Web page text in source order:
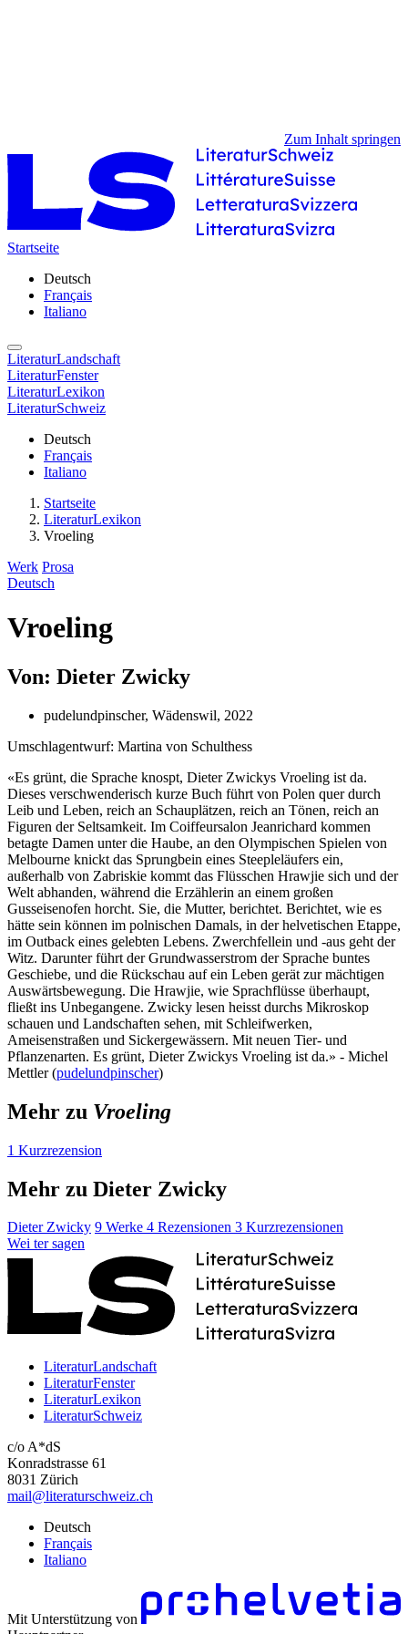
Zum Inhalt springen
Startseite
Deutsch
Français
Italiano
LiteraturLandschaft
LiteraturFenster
LiteraturLexikon
LiteraturSchweiz
Deutsch
Français
Italiano
Startseite
LiteraturLexikon
Vroeling
Werk Prosa
Deutsch
Vroeling
Von: Dieter Zwicky
pudelundpinscher, Wädenswil, 2022
Umschlagentwurf: Martina von Schulthess
«Es grünt, die Sprache knospt, Dieter Zwickys Vroeling ist da.
Dieses verschwenderisch kurze Buch führt von Polen quer durch
Leib und Leben, reich an Schauplätzen, reich an Tönen, reich an
Figuren der Seltsamkeit. Im Coiffeursalon Jeanrichard kommen
betagte Damen unter die Haube, an den Olympischen Spielen von
Melbourne knickt das Sprungbein eines Steepleläufers ein,
außerhalb von Zabriskie kommt das Flüsschen Hrawjie sich und der
Welt abhanden, während die Erzählerin an einem großen
Gusseisenofen horcht. Sie, die Mutter, berichtet. Berichtet, wie es
hätte sein können im polnischen Damals, in der helvetischen Etappe,
im Outback eines gelebten Lebens. Zwerchfellein und -aus geht der
Witz. Darunter führt der Grundwasserstrom der Sprache buntes
Geschiebe, und die Rückschau auf ein Leben gerät zur mächtigen
Auswärtsbewegung. Die Hrawjie, wie Sprachflüsse überhaupt,
fließt ins Unbegangene. Zwicky lesen heisst durchs Mikroskop
schauen und Landschaften sehen, mit Schleifwerken,
Ameisenstraßen und Sickergewässern. Mit neuen Tier- und
Pflanzenarten. Es grünt, Dieter Zwickys Vroeling ist da.» - Michel
Mettler (pudelundpinscher)
Mehr zu Vroeling
1 Kurzrezension
Mehr zu Dieter Zwicky
Dieter Zwicky 9 Werke 4 Rezensionen 3 Kurzrezensionen
Wei ter sagen
LiteraturLandschaft
LiteraturFenster
LiteraturLexikon
LiteraturSchweiz
c/o A*dS
Konradstrasse 61
8031 Zürich
mail@literaturschweiz.ch
Deutsch
Français
Italiano
Mit Unterstützung von